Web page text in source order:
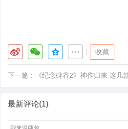
收藏
下一篇： 《纪念碑谷2》神作归来 这几
最新评论(1)